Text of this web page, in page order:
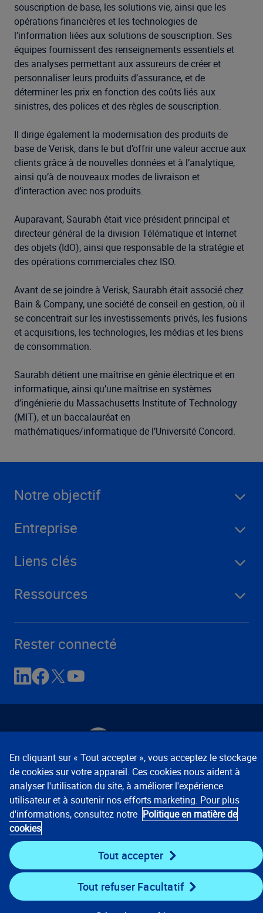
souscription de base, les solutions vie, ainsi que les
opérations financières et les technologies de
l’information liées aux solutions de souscription. Ses
équipes fournissent des renseignements essentiels et
des analyses permettant aux assureurs de créer et
personnaliser leurs produits d’assurance, et de
déterminer les prix en fonction des coûts liés aux
sinistres, des polices et des règles de souscription.
Il dirige également la modernisation des produits de
base de Verisk, dans le but d’offrir une valeur accrue aux
clients grâce à de nouvelles données et à l’analytique,
ainsi qu’à de nouveaux modes de livraison et
d’interaction avec nos produits.
Auparavant, Saurabh était vice-président principal et
directeur général de la division Télématique et Internet
des objets (IdO), ainsi que responsable de la stratégie et
des opérations commerciales chez ISO.
Avant de se joindre à Verisk, Saurabh était associé chez
Bain & Company, une société de conseil en gestion, où il
se concentrait sur les investissements privés, les fusions
et acquisitions, les technologies, les médias et les biens
de consommation.
Saurabh détient une maîtrise en génie électrique et en
informatique, ainsi qu’une maîtrise en systèmes
d’ingénierie du Massachusetts Institute of Technology
(MIT), et un baccalauréat en
mathématiques/informatique de l’Université Concord.
Notre objectif
Entreprise
Liens clés
Ressources
Rester connecté
Avis de confidentialité
Conditions d’utilisation
Préférences relatives aux témoins © 2008, 2026
Verisk Analytics, Inc. Tous droits réservés.
+ 800 48977489
En cliquant sur « Tout accepter », vous acceptez le stockage
de cookies sur votre appareil. Ces cookies nous aident à
analyser l'utilisation du site, à améliorer l'expérience
utilisateur et à soutenir nos efforts marketing. Pour plus
d'informations, consultez notre Politique en matière de
cookies
Tout accepter
Tout refuser Facultatif